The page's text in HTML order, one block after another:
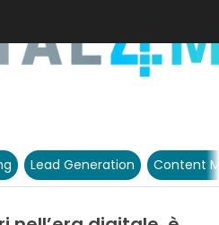
Lead Generation Content